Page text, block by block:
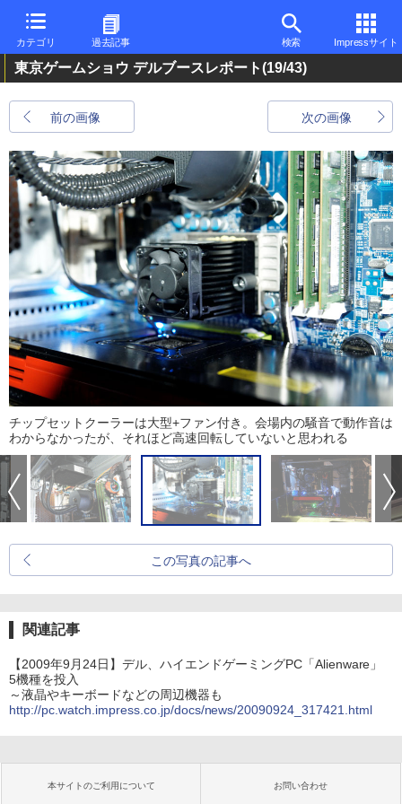
カテゴリ 過去記事 検索 Impressサイト
東京ゲームショウ デルブースレポート(19/43)
前の画像 次の画像
チップセットクーラーは大型+ファン付き。会場内の騒音で動作音は
わからなかったが、それほど高速回転していないと思われる
この写真の記事へ
関連記事
【2009年9月24日】デル、ハイエンドゲーミングPC「Alienware」
5機種を投入
～液晶やキーボードなどの周辺機器も
http://pc.watch.impress.co.jp/docs/news/20090924_317421.html
本サイトのご利用について お問い合わせ